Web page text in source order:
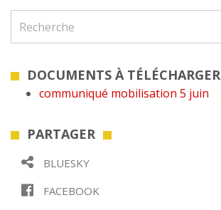
DOCUMENTS À TÉLÉCHARGER
communiqué mobilisation 5 juin
PARTAGER
BLUESKY
FACEBOOK